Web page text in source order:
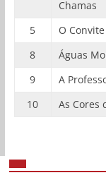
Chamas
5 O Convite
8
Águas
9
A
10
As Cores